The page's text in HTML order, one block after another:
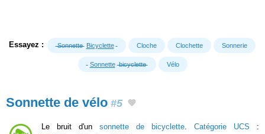
Essayez : Sonnette Bicyclette Cloche Clochette Sonnerie
Sonnette bicyclette Vélo
Sonnette de vélo #5
Le bruit d'un sonnette de bicyclette Catégorie UCS :